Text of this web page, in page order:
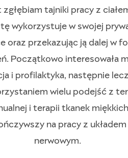
zgłębiam tajniki pracy z
wykorzystuje w swojej
oraz przekazując ją dalej w
Początkowo interesowała
i profilaktyka, następnie
wielu podejść z
i terapii tkanek
na pracy z układem
nerwowym.